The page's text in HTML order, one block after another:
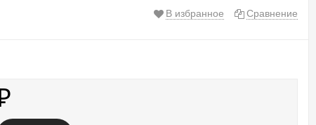
В избранное Сравнение